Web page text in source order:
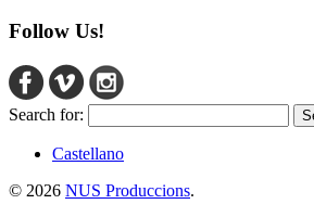
Follow Us!
Search for:
Castellano
© 2026 NUS Produccions.